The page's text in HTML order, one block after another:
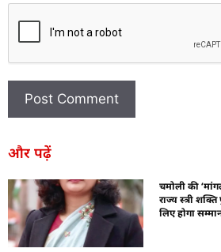
और पढ़ें
चमोली की
राज्य स्त्री
लिए होगा